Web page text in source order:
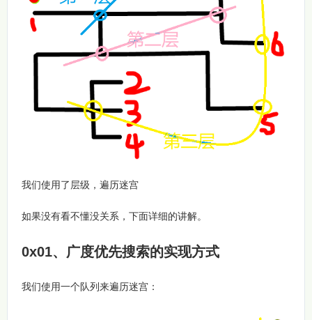
我们使用了层级，遍历迷宫
如果没有看不懂没关系，下面详细的讲解。
0x01、广度优先搜索的实现方式
我们使用一个队列来遍历迷宫：